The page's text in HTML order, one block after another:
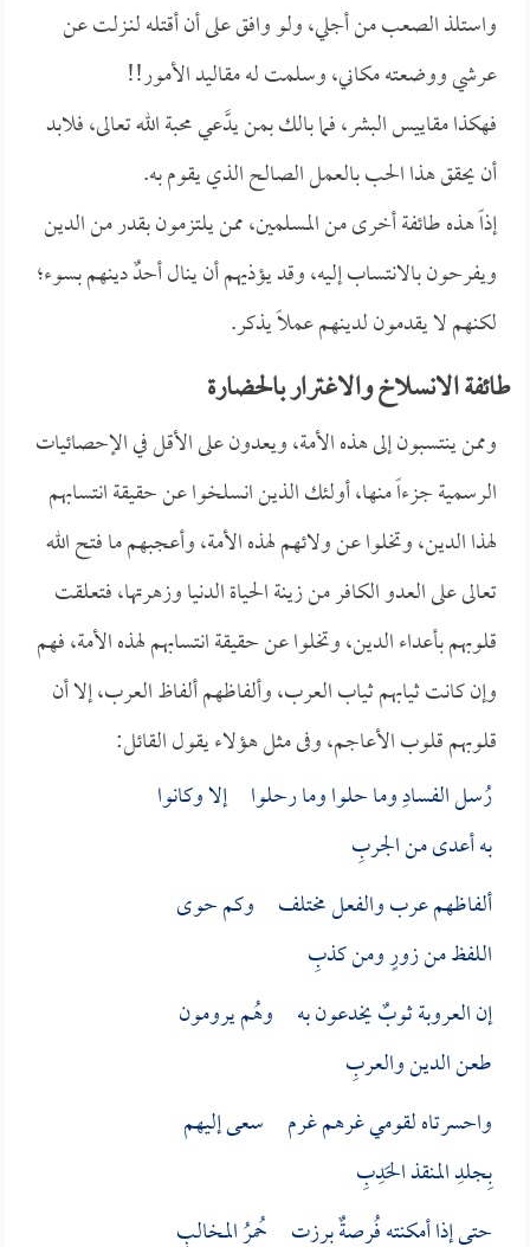
واستلذ الصعب من أجلي، ولو وافق على أن أقتله لنـزلت عن
عرشي ووضعته مكاني، وسلمت له مقاليد الأمور!!
فهكذا مقاييس البشر، فما بالك بمن يدَّعي محبة الله تعالى، فلابد
أن يحقق هذا الحب بالعمل الصالح الذي يقوم به.
إذاً هذه طائفة أخرى من المسلمين، ممن يلتزمون بقدر من الدين
ويفرحون بالانتساب إليه، وقد يؤذيهم أن ينال أحدٌ دينهم بسوء؛
لكنهم لا يقدمون لدينهم عملاً يذكر.
طائفة الانسلاخ والاغترار بالحضارة
وممن ينتسبون إلى هذه الأمة، ويعدون على الأقل في الإحصائيات
الرسمية جزءاً منها، أولئك الذين انسلخوا عن حقيقة انتسابهم
لهذا الدين، وتخلوا عن ولائهم لهذه الأمة، وأعجبهم ما فتح الله
تعالى على العدو الكافر من زينة الحياة الدنيا وزهرتها، فتعلقت
قلوبهم بأعداء الدين، وتخلوا عن حقيقة انتسابهم لهذه الأمة، فهم
وإن كانت ثيابهم ثياب العرب، وألفاظهم ألفاظ العرب، إلا أن
قلوبهم قلوب الأعاجم، وفى مثل هؤلاء يقول القائل:
رُسل الفسادِ وما حلوا وما رحلوا إلا وكانوا
به أعدى من الجربِ
ألفاظهم عرب والفعل مختلف وكم حوى
اللفظ من زورٍ ومن كذبِ
إن العروبة ثوبٌ يخدعون به وهُم يرومون
طعن الدين والعربِ
واحسرتاه لقومي غرهم غرم سعى إليهم
بِجلدِ المنقذ الحَدِبِ
حتى إذا أمكنته فُرصةٌ برزت حُمرُ المخالبِ